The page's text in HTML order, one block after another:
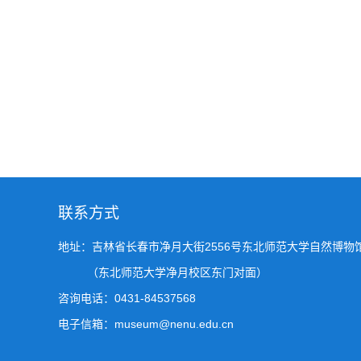
联系方式
地址：吉林省长春市净月大街2556号东北师范大学自然博物
（东北师范大学净月校区东门对面）
咨询电话：0431-84537568
电子信箱：museum@nenu.edu.cn